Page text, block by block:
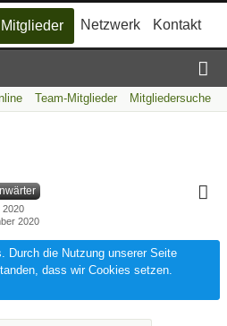
Mitglieder Netzwerk Kontakt
Team-Mitglieder Mitgliedersuche
2020
2020
Durch die Nutzung unserer Seite
dass wir Cookies setzen.